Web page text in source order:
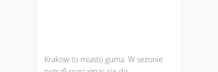
Krakow to miasto guma. W sezonie